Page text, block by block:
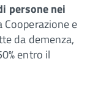
persone nei
e
da demenza,
entro il